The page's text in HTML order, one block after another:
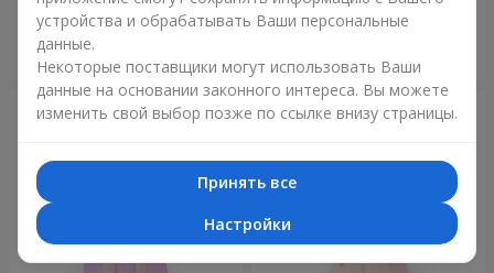
устройства и обрабатывать Ваши персональные
данные.
Некоторые поставщики могут использовать Ваши
данные на основании законного интереса. Вы можете
изменить свой выбор позже по ссылке внизу страницы.
Принять все
Настройки